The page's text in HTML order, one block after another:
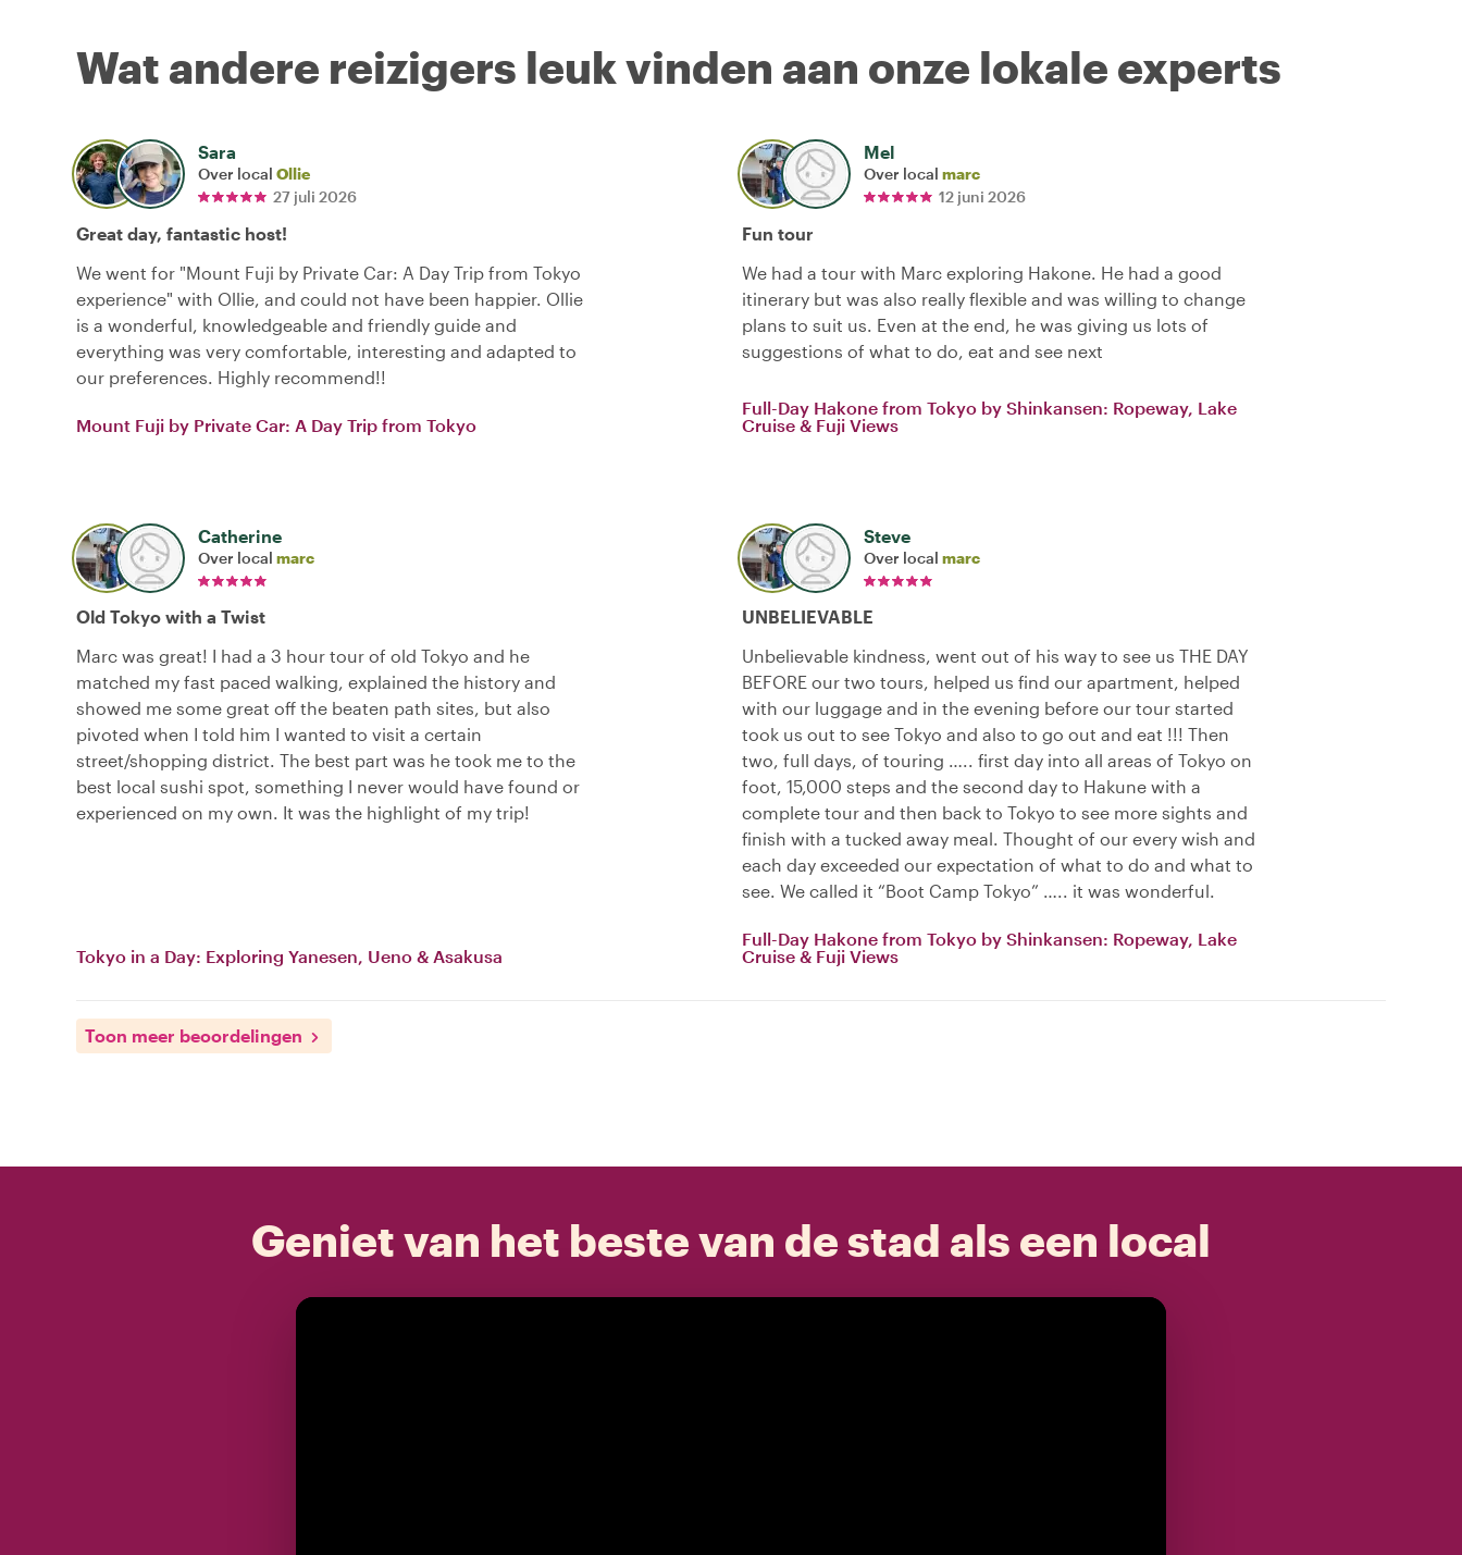
Wat andere reizigers leuk vinden aan onze lokale experts
Sara
Over local Ollie
27 juli 2026
Great day, fantastic host!
We went for "Mount Fuji by Private Car: A Day Trip from Tokyo
experience" with Ollie, and could not have been happier. Ollie
is a wonderful, knowledgeable and friendly guide and
everything was very comfortable, interesting and adapted to
our preferences. Highly recommend!!
Mount Fuji by Private Car: A Day Trip from Tokyo
Mel
Over local marc
12 juni 2026
Fun tour
We had a tour with Marc exploring Hakone. He had a good
itinerary but was also really flexible and was willing to change
plans to suit us. Even at the end, he was giving us lots of
suggestions of what to do, eat and see next
Full-Day Hakone from Tokyo by Shinkansen: Ropeway, Lake
Cruise & Fuji Views
Catherine
Over local marc
Old Tokyo with a Twist
Marc was great! I had a 3 hour tour of old Tokyo and he
matched my fast paced walking, explained the history and
showed me some great off the beaten path sites, but also
pivoted when I told him I wanted to visit a certain
street/shopping district. The best part was he took me to the
best local sushi spot, something I never would have found or
experienced on my own. It was the highlight of my trip!
Tokyo in a Day: Exploring Yanesen, Ueno & Asakusa
Steve
Over local marc
UNBELIEVABLE
Unbelievable kindness, went out of his way to see us THE DAY
BEFORE our two tours, helped us find our apartment, helped
with our luggage and in the evening before our tour started
took us out to see Tokyo and also to go out and eat !!! Then
two, full days, of touring ….. first day into all areas of Tokyo on
foot, 15,000 steps and the second day to Hakune with a
complete tour and then back to Tokyo to see more sights and
finish with a tucked away meal. Thought of our every wish and
each day exceeded our expectation of what to do and what to
see. We called it “Boot Camp Tokyo” ….. it was wonderful.
Full-Day Hakone from Tokyo by Shinkansen: Ropeway, Lake
Cruise & Fuji Views
Toon meer beoordelingen
Geniet van het beste van de stad als een local